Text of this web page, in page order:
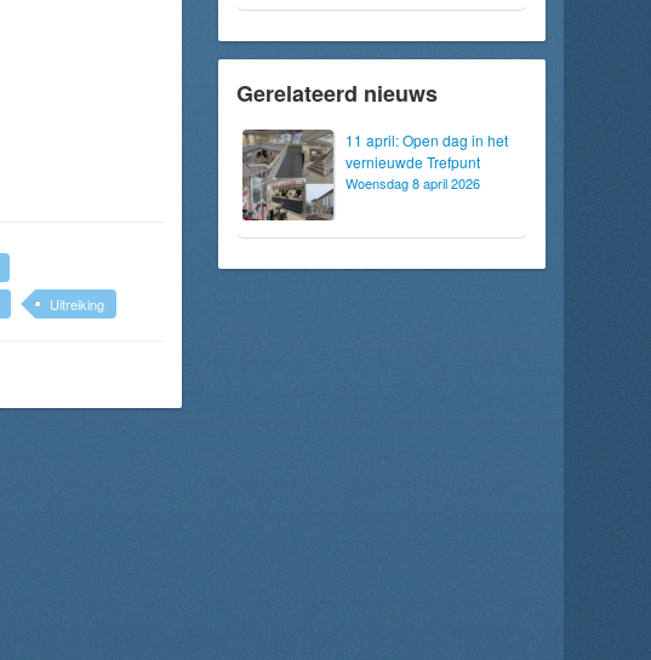
Uitreiking
Gerelateerd nieuws
11 april: Open dag in het
vernieuwde Trefpunt
Woensdag 8 april 2026